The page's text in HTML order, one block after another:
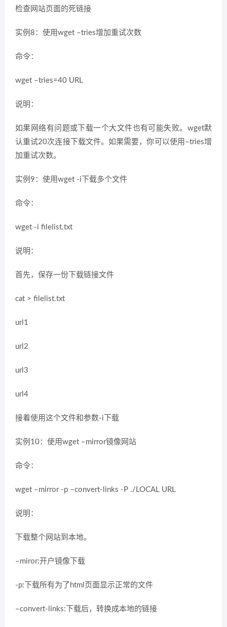
检查网站页面的死链接
实例8：使用wget –tries增加重试次数
命令：
wget –tries=40 URL
说明：
如果网络有问题或下载一个大文件也有可能失败。wget默
认重试20次连接下载文件。如果需要，你可以使用–tries增
加重试次数。
实例9：使用wget -i下载多个文件
命令：
wget -i filelist.txt
说明：
首先，保存一份下载链接文件
cat > filelist.txt
url1
url2
url3
url4
接着使用这个文件和参数-i下载
实例10：使用wget –mirror镜像网站
命令：
wget –mirror -p –convert-links -P ./LOCAL URL
说明：
下载整个网站到本地。
–miror:开户镜像下载
-p:下载所有为了html页面显示正常的文件
–convert-links:下载后，转换成本地的链接